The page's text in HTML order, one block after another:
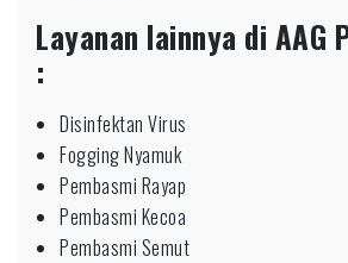
Layanan lainnya di AAG
:
Disinfektan Virus
Fogging Nyamuk
Pembasmi Rayap
Pembasmi Kecoa
Pembasmi Semut